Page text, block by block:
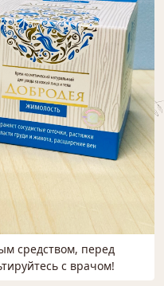
средством, перед
с врачом!